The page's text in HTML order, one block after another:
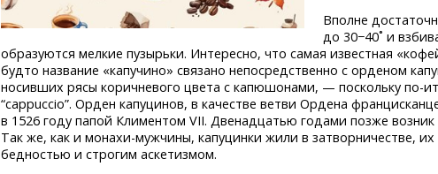
Вполне
до 30−40˚ и
образуются мелкие пузырьки. Интересно, что самая известная
будто название «капучино» связано непосредственно с орденом
носивших рясы коричневого цвета с капюшонами, — посколькупо-
“cappuccio”. Орден капуцинов, в качестве ветви Ордена
в 1526 году папой Климентом VII. Двенадцатью годами позже
Так же, каки монахи-мужчины, капуцинки жили в затворничестве,
бедностью и строгим аскетизмом.